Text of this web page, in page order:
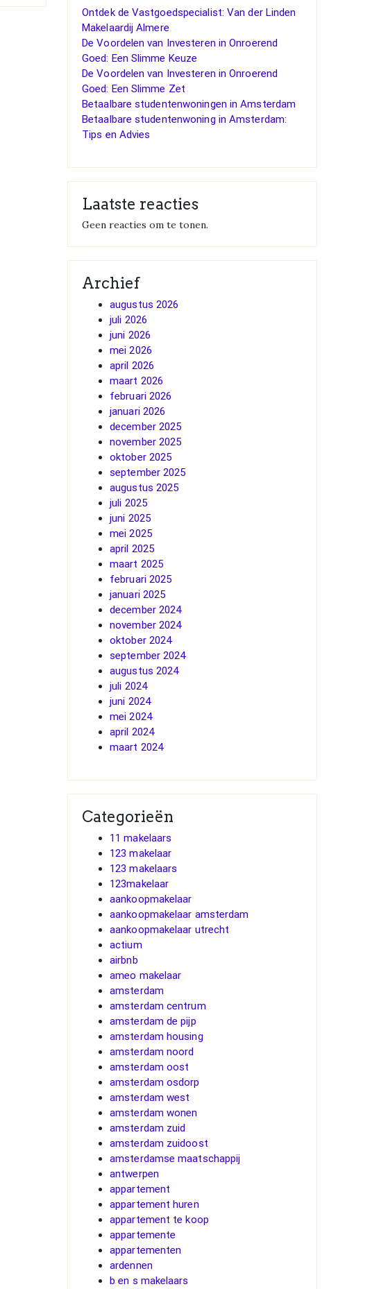
Ontdek de Vastgoedspecialist: Van der Linden
Makelaardij Almere
De Voordelen van Investeren in Onroerend
Goed: Een Slimme Keuze
De Voordelen van Investeren in Onroerend
Goed: Een Slimme Zet
Betaalbare studentenwoningen in Amsterdam
Betaalbare studentenwoning in Amsterdam:
Tips en Advies
Laatste reacties
Geen reacties om te tonen.
Archief
augustus 2026
juli 2026
juni 2026
mei 2026
april 2026
maart 2026
februari 2026
januari 2026
december 2025
november 2025
oktober 2025
september 2025
augustus 2025
juli 2025
juni 2025
mei 2025
april 2025
maart 2025
februari 2025
januari 2025
december 2024
november 2024
oktober 2024
september 2024
augustus 2024
juli 2024
juni 2024
mei 2024
april 2024
maart 2024
Categorieën
11 makelaars
123 makelaar
123 makelaars
123makelaar
aankoopmakelaar
aankoopmakelaar amsterdam
aankoopmakelaar utrecht
actium
airbnb
ameo makelaar
amsterdam
amsterdam centrum
amsterdam de pijp
amsterdam housing
amsterdam noord
amsterdam oost
amsterdam osdorp
amsterdam west
amsterdam wonen
amsterdam zuid
amsterdam zuidoost
amsterdamse maatschappij
antwerpen
appartement
appartement huren
appartement te koop
appartemente
appartementen
ardennen
b en s makelaars